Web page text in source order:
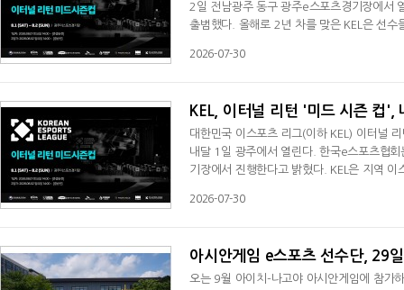
2일 전남광주 동구 광주e스포츠경기장에서
출범했다. 올해로 2년 차를 맞은 KEL은 선
된다.이터널 리턴 미드시즌컵에는 누적된
2026-07-30
KEL, 이터널 리턴 '미드 시즌 컵',
대한민국 이스포츠 리그(이하 KEL) 이터널
내달 1일 광주에서 열린다. 한국e스포츠협
기장에서 진행한다고 밝혔다. KEL은 지역
우르고 있다. 오프라인 경기는 지역 이스포
2026-07-30
아시안게임 e스포츠 선수단, 29
오는 9월 아이치-나고야 아시안게임에 참가